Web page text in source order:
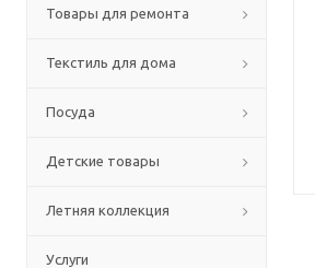
Товары для ремонта
Текстиль для дома
Посуда
Детские товары
Летняя коллекция
Услуги